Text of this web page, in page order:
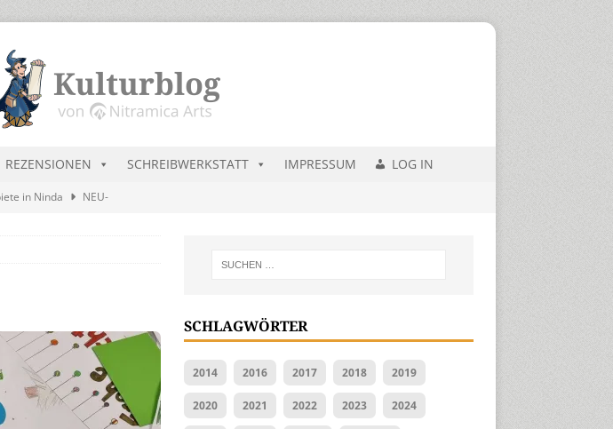
REZENSIONEN SCHREIBWERKSTATT IMPRESSUM LOG IN
in Ninda
NEU-
SCHLAGWÖRTER
2014 2016 2017 2018 2019
2020 2021 2022 2023 2024